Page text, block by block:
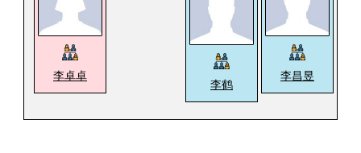
李卓卓
李鹤
李昌昱